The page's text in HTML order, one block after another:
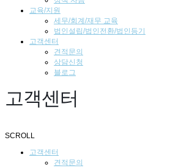
교육/지원
세무/회계/재무 교육
법인설립/법인전환/법인등기
고객센터
견적문의
상담신청
블로그
고객센터
SCROLL
고객센터
견적문의